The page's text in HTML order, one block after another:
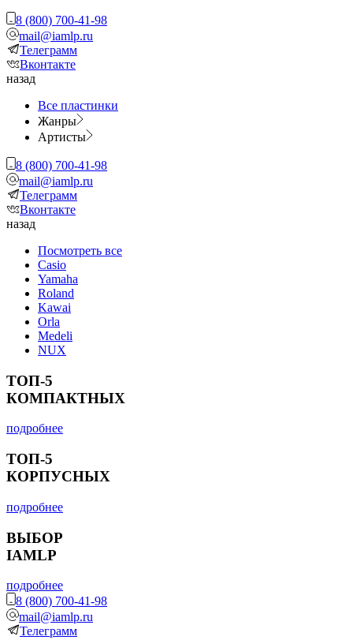
8 (800) 700-41-98
mail@iamlp.ru
Телеграмм
Вконтакте
назад
Все пластинки
Жанры
Артисты
8 (800) 700-41-98
mail@iamlp.ru
Телеграмм
Вконтакте
назад
Посмотреть все
Casio
Yamaha
Roland
Kawai
Orla
Medeli
NUX
ТОП-5
КОМПАКТНЫХ
подробнее
ТОП-5
КОРПУСНЫХ
подробнее
ВЫБОР
IAMLP
подробнее
8 (800) 700-41-98
mail@iamlp.ru
Телеграмм